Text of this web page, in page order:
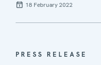
18 February 2022
PRESS RELEASE